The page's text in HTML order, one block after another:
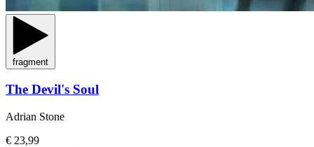
fragment
The Devil's Soul
Adrian Stone
€ 23,99